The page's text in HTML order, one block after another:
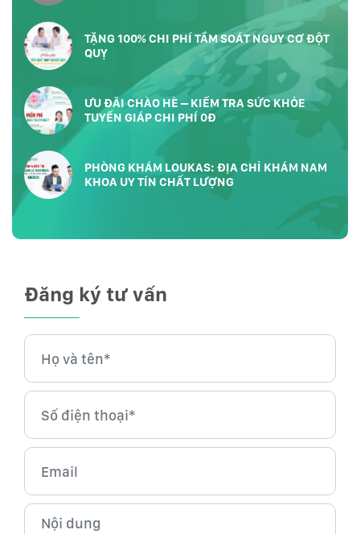
TẶNG 100% CHI PHÍ TẦM SOÁT NGUY CƠ ĐỘT
QUỴ
ƯU ĐÃI CHÀO HÈ – KIỂM TRA SỨC KHỎE
TUYẾN GIÁP CHI PHÍ 0Đ
PHÒNG KHÁM LOUKAS: ĐỊA CHỈ KHÁM NAM
KHOA UY TÍN CHẤT LƯỢNG
Đăng ký tư vấn